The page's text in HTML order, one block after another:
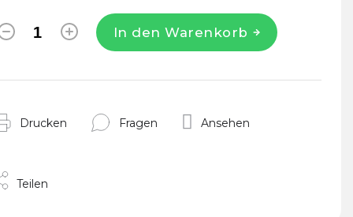
In den Warenkorb
Drucken Fragen Ansehen
Teilen